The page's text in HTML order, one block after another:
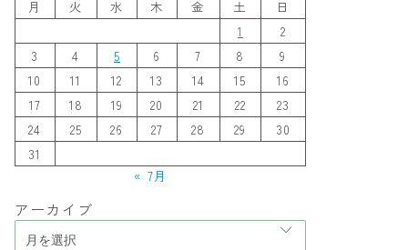
月
火 水 木 金 土
日
1
2
3
4 5 6 7 8
9
10
11 12 13 14 15
16
17
18 19 20 21 22
23
24
25 26 27 28 29
30
31
« 7月
アーカイブ